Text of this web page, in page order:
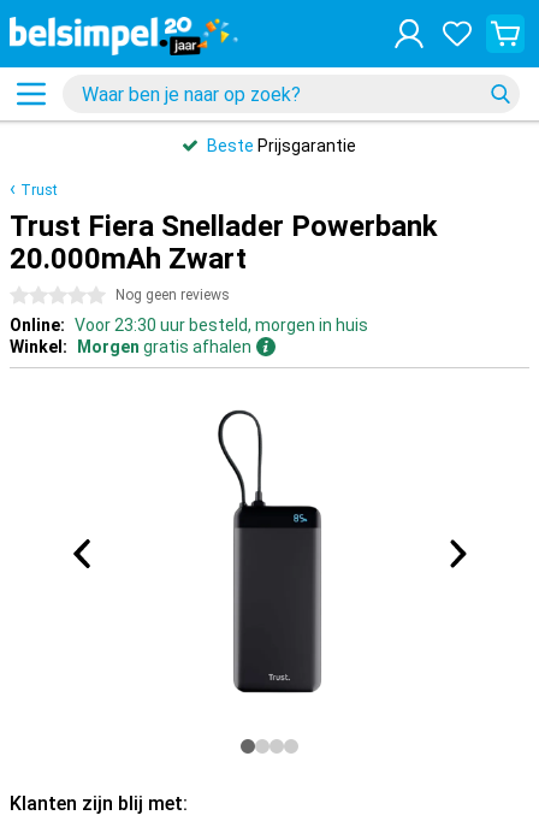
Beste Prijsgarantie
Trust
Trust Fiera Snellader Powerbank
20.000mAh Zwart
0 sterren Nog geen reviews
Online: Voor 23:30 uur besteld, morgen in huis
Winkel:
Morgen gratis afhalen
Klanten zijn blij met: